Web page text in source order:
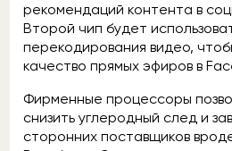
рекомендаций контента в
Второй чип будет
перекодирования видео,
качество прямых эфиров в
Фирменные процессоры
снизить углеродный след и
сторонних поставщиков